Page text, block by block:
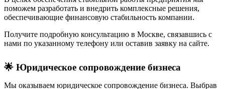
поможем разработать и внедрить комплексные решения,
обеспечивающие финансовую стабильность компании.
Получите подробную консультацию в Москве, связавшись с
нами по указанному телефону или оставив заявку на сайте.
🌟 Юридическое сопровождение бизнеса
Мы оказываем юридическое сопровождение бизнеса. Выбрав